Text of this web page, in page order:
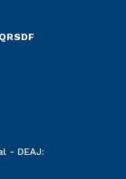
- DEAJ: